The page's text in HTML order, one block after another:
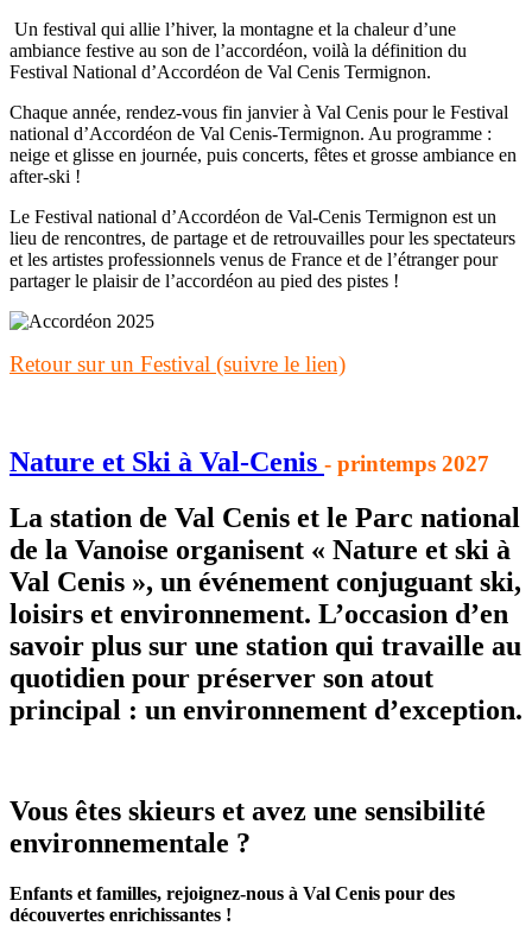
Un festival qui allie l’hiver, la montagne et la chaleur d’une
ambiance festive au son de l’accordéon, voilà la définition du
Festival National d’Accordéon de Val Cenis Termignon.
Chaque année, rendez-vous fin janvier à Val Cenis pour le Festival
national d’Accordéon de Val Cenis-Termignon. Au programme :
neige et glisse en journée, puis concerts, fêtes et grosse ambiance en
after-ski !
Le Festival national d’Accordéon de Val-Cenis Termignon est un
lieu de rencontres, de partage et de retrouvailles pour les spectateurs
et les artistes professionnels venus de France et de l’étranger pour
partager le plaisir de l’accordéon au pied des pistes !
Retour sur un Festival (suivre le lien)
Nature et Ski à Val-Cenis - printemps 2027
La station de Val Cenis et le Parc national
de la Vanoise organisent « Nature et ski à
Val Cenis », un événement conjuguant ski,
loisirs et environnement. L’occasion d’en
savoir plus sur une station qui travaille au
quotidien pour préserver son atout
principal : un environnement d’exception.
Vous êtes skieurs et avez une sensibilité
environnementale ?
Enfants et familles, rejoignez-nous à Val Cenis pour des
découvertes enrichissantes !